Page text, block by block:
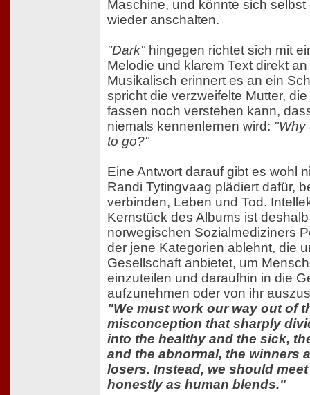
Maschine, und könnte sich selbst
wieder anschalten.
"Dark"hingegen richtet sich mit
Melodie und klarem Text direkt
Musikalisch erinnert es an ein
spricht die verzweifelte Mutter,
fassen noch verstehen kann,
niemals kennenlernen wird: "Why
to go?"
Eine Antwort darauf gibt es wohl
Randi Tytingvaag plädiert dafür,
verbinden, Leben und Tod.
Kernstück des Albums ist
norwegischen Sozialmediziners
der jene Kategorien ablehnt, die
Gesellschaft anbietet, um
einzuteilen und daraufhin in die
aufzunehmen oder von ihr
"We must work our way out of
misconception that sharply
into the healthy and the sick,
and the abnormal, the winners
losers. Instead, we should
honestly as human blends."